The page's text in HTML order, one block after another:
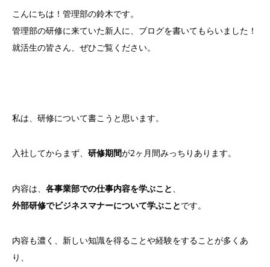
こんにちは！管理部の鈴木です。
管理部の研修に来ていた新人に、ブログを書いてもらいました！
就活生の皆さん、ぜひご覧ください。
私は、研修について書こうと思います。
入社してからまず、 研修期間が2ヶ月間みっちりあります。
内容は、 各事業部での仕事内容を学ぶこと
外部研修でビジネスマナーについて学ぶことです。
内容も濃く、新しい知識を得ることや経験をすることが多くあ
り、